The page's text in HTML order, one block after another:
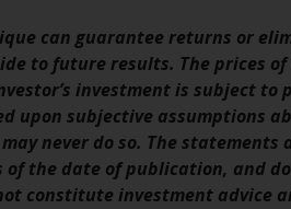
umgesetzt und dann beim
Vereinigten Königreichs
Europäischen Union ersetzt
jedoch zusätzliche
Formalitäten geben, die
verbieten.
verpflichtet, sich über
can guarantee returns or
to future results. The prices
investment is subject to
upon subjective assumptions
never do so. The statements
the date of publication, and
constitute investment advice